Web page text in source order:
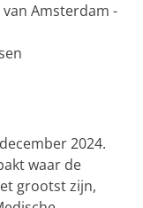
Amsterdam -
2024.
waar de
grootst zijn,